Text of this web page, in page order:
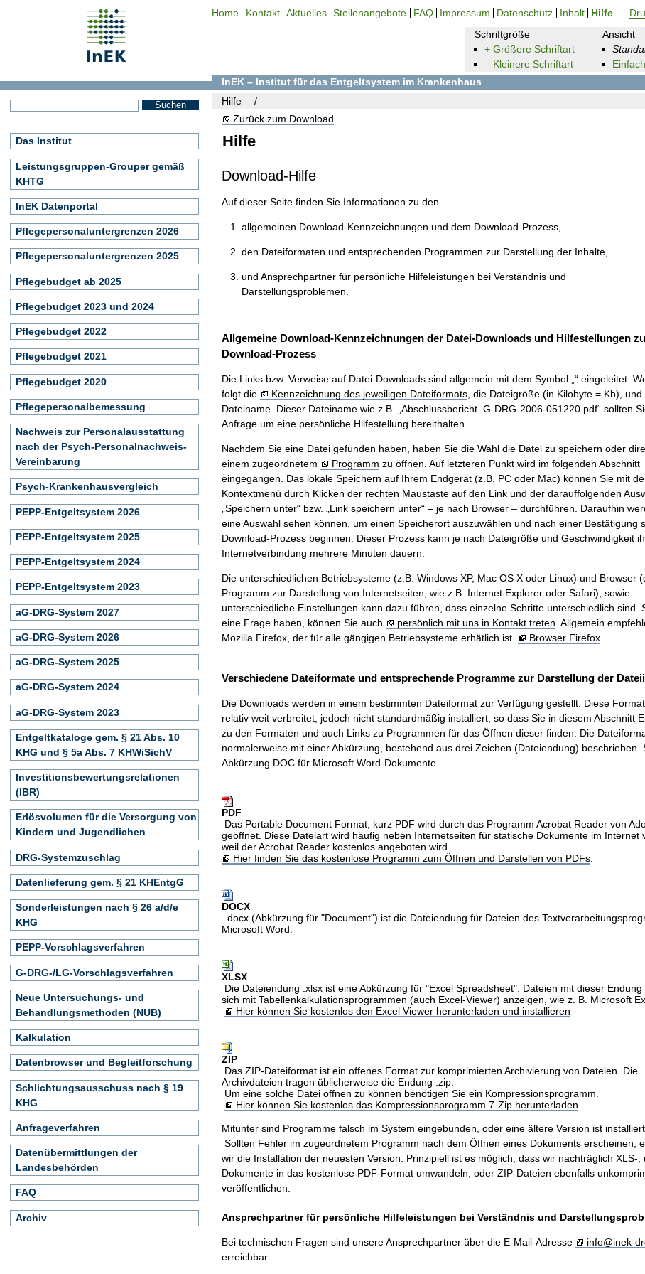
Hilfe
Schriftgröße
+ Größere Schriftart
– Kleinere Schriftart
Ansicht
Zurück zum Download
Download-Hilfe
Auf dieser Seite finden Sie Informationen zu den
allgemeinen Download-Kennzeichnungen und dem Download-Prozess,
den Dateiformaten und entsprechenden Programmen zur Darstellung der Inhalte,
und Ansprechpartner für persönliche Hilfeleistungen bei Verständnis und
Darstellungsproblemen.
Allgemeine Download-Kennzeichnungen der Datei-Downloads und Hilfestellungen
Download-Prozess
Die Links bzw. Verweise auf Datei-Downloads sind allgemein mit dem Symbol „“ eingeleitet.
folgt die
Kennzeichnung des jeweiligen Dateiformats, die Dateigröße (in Kilobyte = Kb), und
Dateiname. Dieser Dateiname wie z.B. „Abschlussbericht_G-DRG-2006-051220.pdf“ sollten
Anfrage um eine persönliche Hilfestellung bereithalten.
Nachdem Sie eine Datei gefunden haben, haben Sie die Wahl die Datei zu speichern oder
einem zugeordnetem
Programm zu öffnen. Auf letzteren Punkt wird im folgenden Abschnitt
eingegangen. Das lokale Speichern auf Ihrem Endgerät (z.B. PC oder Mac) können Sie mit
Kontextmenü durch Klicken der rechten Maustaste auf den Link und der darauffolgenden
„Speichern unter“ bzw. „Link speichern unter“ – je nach Browser – durchführen. Daraufhin
eine Auswahl sehen können, um einen Speicherort auszuwählen und nach einer Bestätigung
Download-Prozess beginnen. Dieser Prozess kann je nach Dateigröße und Geschwindigkeit
Internetverbindung mehrere Minuten dauern.
Die unterschiedlichen Betriebsysteme (z.B. Windows XP, Mac OS X oder Linux) und Browser
Programm zur Darstellung von Internetseiten, wie z.B. Internet Explorer oder Safari), sowie
unterschiedliche Einstellungen kann dazu führen, dass einzelne Schritte unterschiedlich sind.
eine Frage haben, können Sie auch
persönlich mit uns in Kontakt treten . Allgemein
Mozilla Firefox, der für alle gängigen Betriebsysteme erhätlich ist.
Browser Firefox
Verschiedene Dateiformate und entsprechende Programme zur Darstellung der
Die Downloads werden in einem bestimmten Dateiformat zur Verfügung gestellt. Diese
relativ weit verbreitet, jedoch nicht standardmäßig installiert, so dass Sie in diesem Abschnitt
zu den Formaten und auch Links zu Programmen für das Öffnen dieser finden. Die
normalerweise mit einer Abkürzung, bestehend aus drei Zeichen (Dateiendung) beschrieben.
Abkürzung DOC für Microsoft Word-Dokumente.
PDF
Das Portable Document Format, kurz PDF wird durch das Programm Acrobat Reader von
geöffnet. Diese Dateiart wird häufig neben Internetseiten für statische Dokumente im Internet
weil der Acrobat Reader kostenlos angeboten wird.
Hier finden Sie das kostenlose Programm zum Öffnen und Darstellen von PDFs.
DOCX
.docx (Abkürzung für "Document") ist die Dateiendung für Dateien des
Microsoft Word.
XLSX
Die Dateiendung .xlsx ist eine Abkürzung für "Excel Spreadsheet". Dateien mit dieser Endung
sich mit Tabellenkalkulationsprogrammen (auch Excel-Viewer) anzeigen, wie z. B. Microsoft
Hier können Sie kostenlos den Excel Viewer herunterladen und installieren
ZIP
Das ZIP-Dateiformat ist ein offenes Format zur komprimierten Archivierung von Dateien. Die
Archivdateien tragen üblicherweise die Endung .zip.
Um eine solche Datei öffnen zu können benötigen Sie ein Kompressionsprogramm.
Hier können Sie kostenlos das Kompressionsprogramm 7-Zip herunterladen
Mitunter sind Programme falsch im System eingebunden, oder eine ältere Version ist installiert.
Sollten Fehler im zugeordnetem Programm nach dem Öffnen eines Dokuments erscheinen,
wir die Installation der neuesten Version. Prinzipiell ist es möglich, dass wir nachträglich XLS-,
Dokumente in das kostenlose PDF-Format umwandeln, oder ZIP-Dateien ebenfalls
veröffentlichen.
Ansprechpartner für persönliche Hilfeleistungen bei Verständnis und
Bei technischen Fragen sind unsere Ansprechpartner über die E-Mail-Adresse
info@inek-
erreichbar.
InEK – Institut für das Entgeltsystem im Krankenhaus
Hilfe
Das Institut
Leistungsgruppen-Grouper gemäß
KHTG
InEK Datenportal
Pflegepersonaluntergrenzen 2026
Pflegepersonaluntergrenzen 2025
Pflegebudget ab 2025
Pflegebudget 2023 und 2024
Pflegebudget 2022
Pflegebudget 2021
Pflegebudget 2020
Pflegepersonalbemessung
Nachweis zur Personalausstattung
nach der Psych-Personalnachweis-
Vereinbarung
Psych-Krankenhausvergleich
PEPP-Entgeltsystem 2026
PEPP-Entgeltsystem 2025
PEPP-Entgeltsystem 2024
PEPP-Entgeltsystem 2023
aG-DRG-System 2027
aG-DRG-System 2026
aG-DRG-System 2025
aG-DRG-System 2024
aG-DRG-System 2023
Entgeltkataloge gem. § 21 Abs. 10
KHG und § 5a Abs. 7 KHWiSichV
Investitionsbewertungsrelationen
(IBR)
Erlösvolumen für die Versorgung von
Kindern und Jugendlichen
DRG-Systemzuschlag
Datenlieferung gem. § 21 KHEntgG
Sonderleistungen nach § 26 a/d/e
KHG
PEPP-Vorschlagsverfahren
G-DRG-/LG-Vorschlagsverfahren
Neue Untersuchungs- und
Behandlungsmethoden (NUB)
Kalkulation
Datenbrowser und Begleitforschung
Schlichtungsausschuss nach § 19
KHG
Anfrageverfahren
Datenübermittlungen der
Landesbehörden
FAQ
Archiv
Home Kontakt Aktuelles Stellenangebote FAQ Impressum Datenschutz Inhalt Hilfe